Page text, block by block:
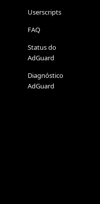
Userscripts
FAQ
Status do
AdGuard
Diagnóstico
AdGuard